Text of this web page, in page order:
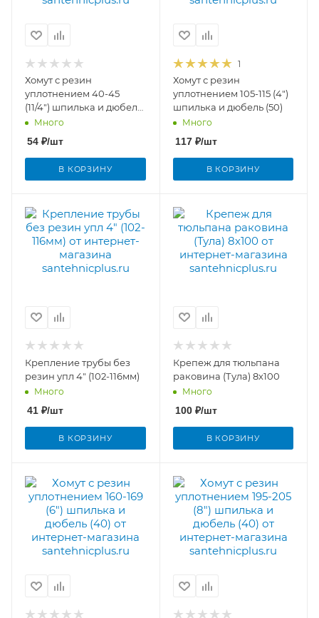
Хомут с резин
уплотнением 40-45
(11/4") шпилька и дюбель
(100)Много
54 ₽/шт
В КОРЗИНУ
1
Хомут с резин
уплотнением 105-115 (4")
шпилька и дюбель (50)
Много
117₽/шт
В КОРЗИНУ
Крепление трубы без
резин упл 4" (102-116мм)
Много
41 ₽/шт
В КОРЗИНУ
Крепеж для тюльпана
раковина (Тула) 8х100
Много
100₽/шт
В КОРЗИНУ